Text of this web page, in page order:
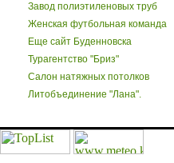
Завод полиэтиленовых труб
Женская футбольная команда
Еще сайт Буденновска
Турагентство "Бриз"
Салон натяжных потолков
Литобъединение "Лана".